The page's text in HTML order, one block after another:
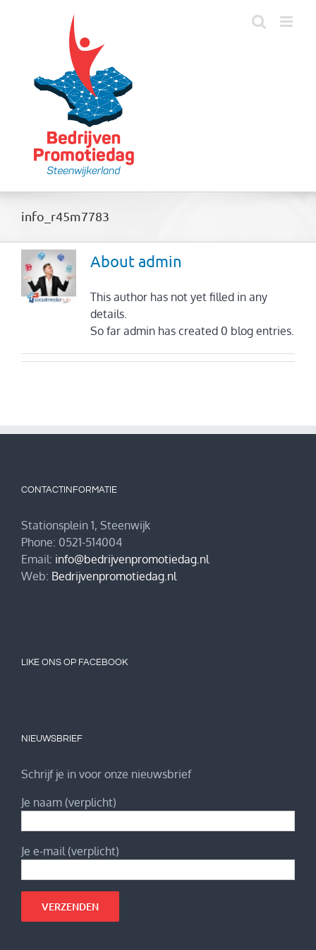
info_r45m7783
About admin
This author has not yet filled in any
details.
So far admin has created 0 blog entries.
CONTACTINFORMATIE
Stationsplein 1, Steenwijk
Phone: 0521-514004
Email: info@bedrijvenpromotiedag.nl
Web: Bedrijvenpromotiedag.nl
LIKE ONS OP FACEBOOK
NIEUWSBRIEF
Schrijf je in voor onze nieuwsbrief
Je naam (verplicht)
Je e-mail (verplicht)